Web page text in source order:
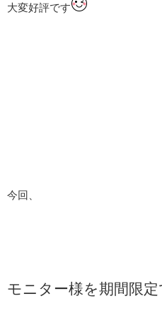
大変好評です
今回、
モニター様を期間限